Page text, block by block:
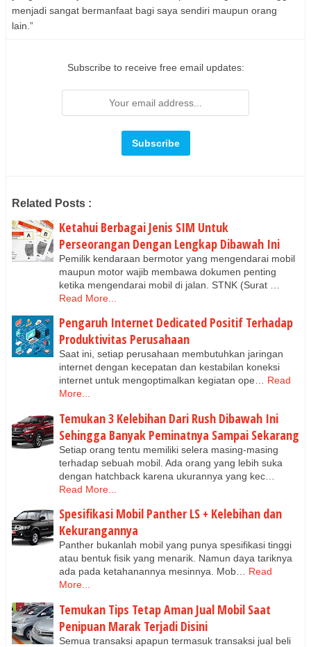
menjadi sangat bermanfaat bagi saya sendiri maupun orang
lain.”
Subscribe to receive free email updates:
Related Posts :
Ketahui Berbagai Jenis SIM Untuk
Perseorangan Dengan Lengkap Dibawah Ini
Pemilik kendaraan bermotor yang mengendarai mobil
maupun motor wajib membawa dokumen penting
ketika mengendarai mobil di jalan. STNK (Surat …
Read More...
Pengaruh Internet Dedicated Positif Terhadap
Produktivitas Perusahaan
Saat ini, setiap perusahaan membutuhkan jaringan
internet dengan kecepatan dan kestabilan koneksi
internet untuk mengoptimalkan kegiatan ope… Read
More...
Temukan 3 Kelebihan Dari Rush Dibawah Ini
Sehingga Banyak Peminatnya Sampai Sekarang
Setiap orang tentu memiliki selera masing-masing
terhadap sebuah mobil. Ada orang yang lebih suka
dengan hatchback karena ukurannya yang kec…
Read More...
Spesifikasi Mobil Panther LS + Kelebihan dan
Kekurangannya
Panther bukanlah mobil yang punya spesifikasi tinggi
atau bentuk fisik yang menarik. Namun daya tariknya
ada pada ketahanannya mesinnya. Mob… Read
More...
Temukan Tips Tetap Aman Jual Mobil Saat
Penipuan Marak Terjadi Disini
Semua transaksi apapun termasuk transaksi jual beli